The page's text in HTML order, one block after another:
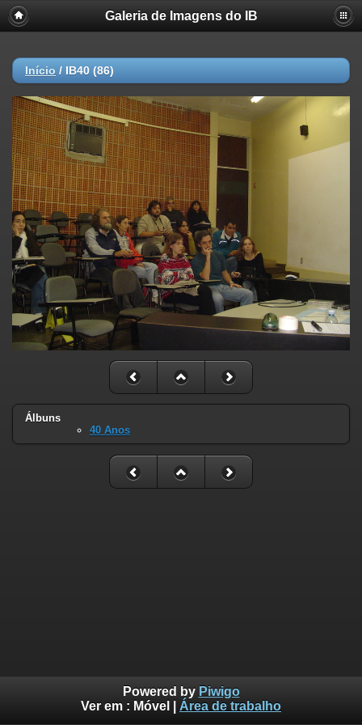
Galeria de Imagens do IB
Início / IB40 (86)
Álbuns
40 Anos
Powered by Piwigo
Ver em : Móvel Área de trabalho